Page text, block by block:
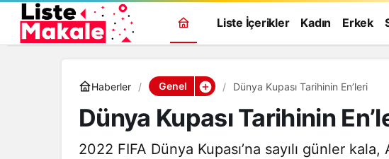
Liste İçerikler Kadın Erkek
Haberler Genel Dünya Kupası Tarihinin En’leri
Dünya Kupası Tarihinin
2022 FIFA Dünya Kupası’na sayılı günler